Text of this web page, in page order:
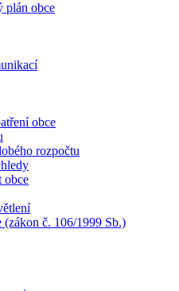
plán obce
obce
rozpočtu
obce
(zákon č. 106/1999 Sb.)